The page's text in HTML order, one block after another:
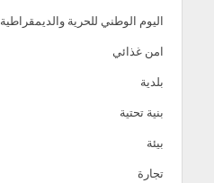
اليوم الوطني للحرية والديمقراطية
امن غذائي
بلدية
بنية تحتية
بيئة
تجارة